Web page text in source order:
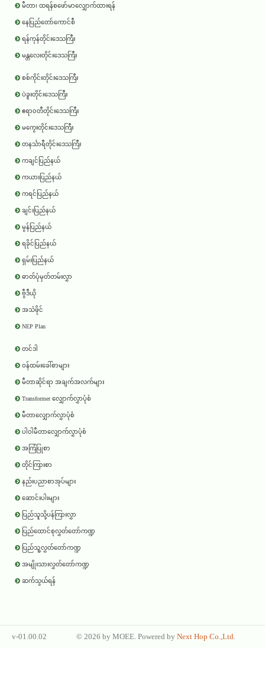
မီတာ၊ ထရန်စဖော်မာလျှောက်ထားရန်
နေပြည်တော်ကောင်စီ
ရန်ကုန်တိုင်းဒေသကြီး
မန္တလေးတိုင်းဒေသကြီး
စစ်ကိုင်းတိုင်းဒေသကြီး
ပဲခူးတိုင်းဒေသကြီး
ဧရာ၀တီတိုင်းဒေသကြီး
မကွေးတိုင်းဒေသကြီး
တနင်္သာရီတိုင်းဒေသကြီး
ကချင်ပြည်နယ်
ကယားပြည်နယ်
ကရင်ပြည်နယ်
ချင်းပြည်နယ်
မွန်ပြည်နယ်
ရခိုင်ပြည်နယ်
ရှမ်းပြည်နယ်
ဓာတ်ပုံမှတ်တမ်းလွှာ
ဗွီဒီယို
အသံဖိုင်
NEP Plan
တင်ဒါ
ဝန်ထမ်းခေါ်စာများ
မီတာဆိုင်ရာ အချက်အလက်များ
Transformer လျှောက်လွှာပုံစံ
မီတာလျှောက်လွှာပုံစံ
ပါဝါမီတာလျှောက်လွှာပုံစံ
အကြံပြုစာ
တိုင်ကြားစာ
နည်းပညာစာအုပ်များ
ဆောင်းပါးများ
ပြည်သူသို့ပန်ကြားလွှာ
ပြည်ထောင်စုလွှတ်တော်ကဏ္ဍ
ပြည်သူ့လွှတ်တော်ကဏ္ဍ
အမျိုးသားလွှတ်တော်ကဏ္ဍ
ဆက်သွယ်ရန်
v-01.00.02 © 2026 by MOEE. Powered by Next Hop Co.,Ltd.